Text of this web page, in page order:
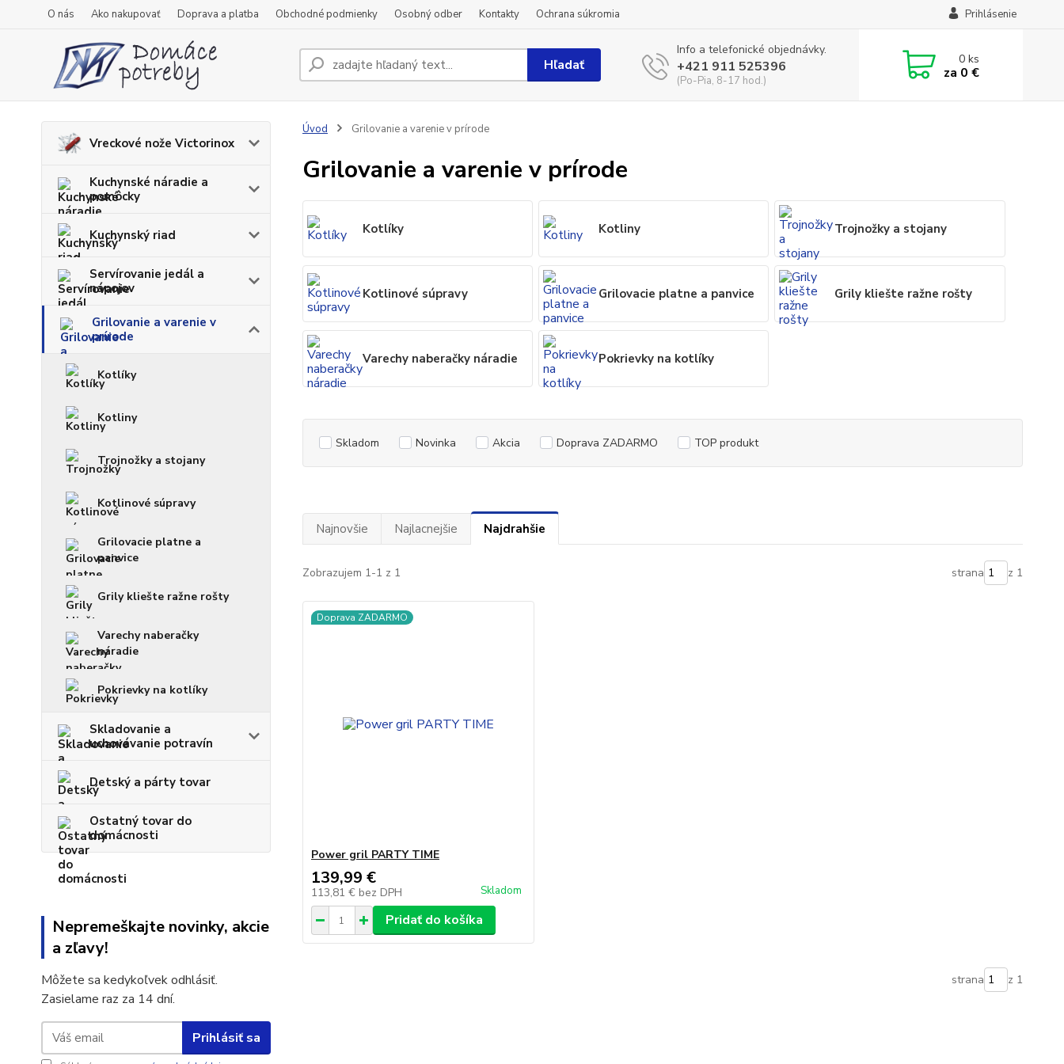
O nás Ako nakupovať Doprava a platba Obchodné podmienky Osobný odber Kontakty Ochrana súkromia Prihlásenie
Hľadať
Info a telefonické objednávky.
+421 911 525396
(Po-Pia, 8-17 hod.)
0ks
za 0 €
Vreckové nože Victorinox
Kuchynské náradie a
pomôcky
Kuchynský riad
Servírovanie jedál a
nápojov
Grilovanie a varenie v
prírode
Kotlíky
Kotliny
Trojnožky a stojany
Kotlinové súpravy
Grilovacie platne a
panvice
Grily kliešte ražne rošty
Varechy naberačky
náradie
Pokrievky na kotlíky
Skladovanie a
uchovávanie potravín
Detský a párty tovar
Ostatný tovar do
domácnosti
Nepremeškajte novinky, akcie
a zľavy!
Môžete sa kedykoľvek odhlásiť.
Zasielame raz za 14 dní.
Prihlásiť sa
Úvod Grilovanie a varenie v prírode
Grilovanie a varenie v prírode
Kotlíky Kotliny Trojnožky a stojany
Kotlinové súpravy Grilovacie platne a panvice Grily kliešte ražne rošty
Varechy naberačky náradie Pokrievky na kotlíky
Skladom Novinka Akcia Doprava ZADARMO TOP produkt
Najnovšie Najlacnejšie Najdrahšie
Zobrazujem 1-1 z 1 strana z 1
Doprava ZADARMO
Power gril PARTY TIME
139,99 €
113,81 € bez DPH Skladom
Pridať do košíka
strana z 1